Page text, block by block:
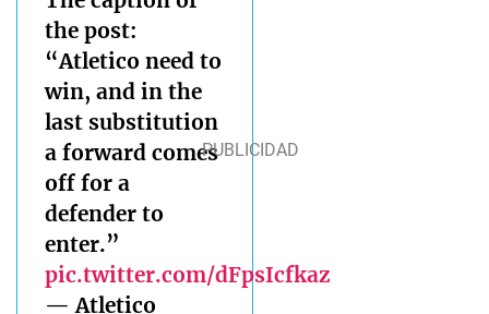
the post:
“Atletico need to
win, and in the
last substitution
a forward comes
off for a
defender to
enter.”
pic.twitter.com/dFpsIcfkaz
— Atletico